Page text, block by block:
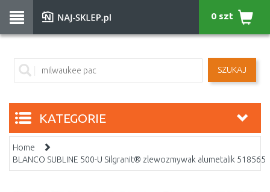
SZUKAJ
0 szt
KATEGORIE
Home
BLANCO SUBLINE 500-U Silgranit® zlewozmywak alumetalik 518565